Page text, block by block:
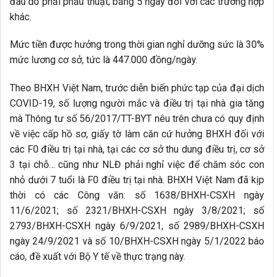
khác.
Mức tiền được hưởng trong thời gian nghỉ dưỡng sức là 30%
mức lương cơ sở, tức là 447.000 đồng/ngày.
Theo BHXH Việt Nam, trước diễn biến phức tạp của đại dịch
COVID-19, số lượng người mắc và điều trị tại nhà gia tăng
mà Thông tư số 56/2017/TT-BYT nêu trên chưa có quy định
về việc cấp hồ sơ, giấy tờ làm căn cứ hưởng BHXH đối với
các F0 điều trị tại nhà, tại các cơ sở thu dung điều trị, cơ sở
3 tại chỗ… cũng như NLĐ phải nghỉ việc để chăm sóc con
nhỏ dưới 7 tuổi là F0 điều trị tại nhà. BHXH Việt Nam đã kịp
thời có các Công văn: số 1638/BHXH-CSXH ngày
11/6/2021; số 2321/BHXH-CSXH ngày 3/8/2021; số
2793/BHXH-CSXH ngày 6/9/2021, số 2989/BHXH-CSXH
ngày 24/9/2021 và số 10/BHXH-CSXH ngày 5/1/2022 báo
cáo, đề xuất với Bộ Y tế về thực trạng này.